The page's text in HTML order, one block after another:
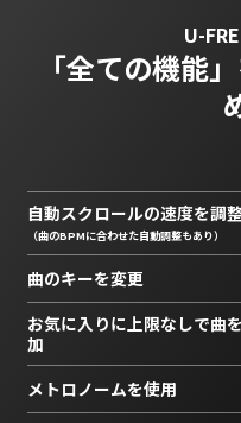
U-
「全ての機能
自動スクロールの速度を調整
（曲のBPMに合わせた自動調整もあり）
曲のキーを変更
お気に入りに上限なしで曲
加
メトロノームを使用